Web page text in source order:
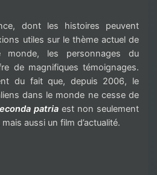
dont les histoires peuvent
utiles sur le thème actuel de
les personnages du
de magnifiques témoignages.
du fait que, depuis 2006, le
dans le monde ne cesse de
patria est non seulement
aussi un film d’actualité.